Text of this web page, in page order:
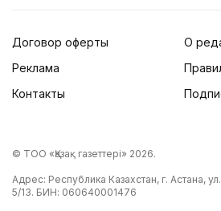
Договор оферты
Реклама
Контакты
О
© ТОО «Қазақ газеттері» 2026.
Адрес: Республика Казахстан, г. Астана,
5/13. БИН: 060640001476